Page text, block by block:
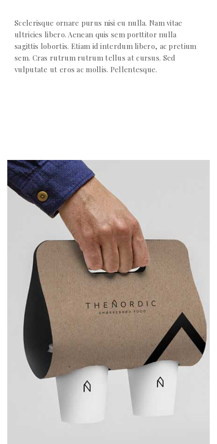
Scelerisque ornare purus nisi eu nulla. Nam vitae
ultricies libero. Aenean quis sem porttitor nulla
sagittis lobortis. Etiam id interdum libero, ac pretium
sem. Cras rutrum rutrum tellus at cursus. Sed
vulputate ut eros ac mollis. Pellentesque.